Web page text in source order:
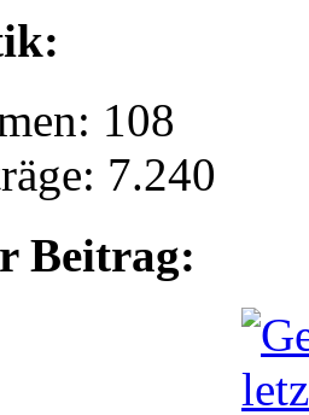
108
7.240
Beitrag: